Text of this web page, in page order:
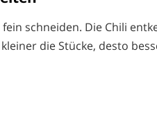
schneiden. Die Chili
die Stücke, desto